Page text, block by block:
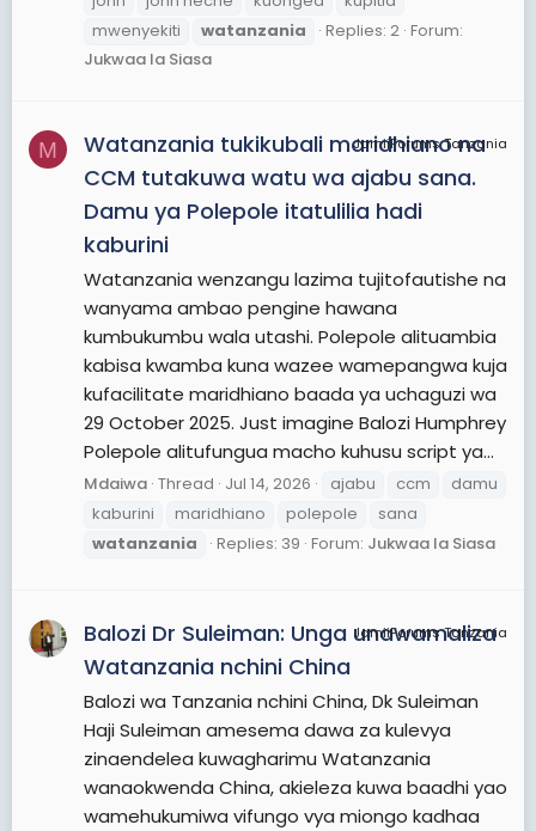
mwenyekiti
watanzania Replies: 2 Forum:
Jukwaa la Siasa
M JamiiForums Tanzania
Watanzania tukikubali maridhiano na
CCM tutakuwa watu wa ajabu sana.
Damu ya Polepole itatulilia hadi
kaburini
Watanzania wenzangu lazima tujitofautishe na
wanyama ambao pengine hawana
kumbukumbu wala utashi. Polepole alituambia
kabisa kwamba kuna wazee wamepangwa kuja
kufacilitate maridhiano baada ya uchaguzi wa
29 October 2025. Just imagine Balozi Humphrey
Polepole alitufungua macho kuhusu script ya...
Mdaiwa Thread Jul 14, 2026 ajabu ccm
damu
kaburini
maridhiano polepole
sana
watanzania
Replies: 39 Forum: Jukwaa la Siasa
JamiiForums Tanzania
Balozi Dr Suleiman: Unga unawamaliza
Watanzania nchini China
Balozi wa Tanzania nchini China, Dk Suleiman
Haji Suleiman amesema dawa za kulevya
zinaendelea kuwagharimu Watanzania
wanaokwenda China, akieleza kuwa baadhi yao
wamehukumiwa vifungo vya miongo kadhaa